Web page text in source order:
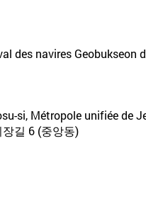
des navires Geobukseon
si, Métropole unifiée de
길 6 (중앙동)